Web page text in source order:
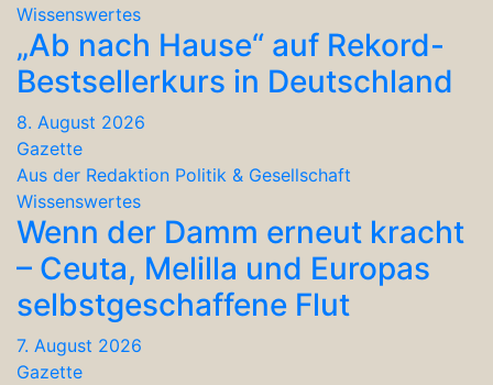
Wissenswertes
„Ab nach Hause“ auf Rekord-
Bestsellerkurs in Deutschland
8. August 2026
Gazette
Aus der Redaktion Politik & Gesellschaft
Wissenswertes
Wenn der Damm erneut kracht
– Ceuta, Melilla und Europas
selbstgeschaffene Flut
7. August 2026
Gazette